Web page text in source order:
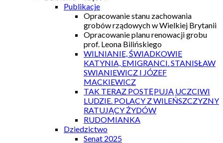
Publikacje
Opracowanie stanu zachowania
grobów rządowych w Wielkiej Brytanii
Opracowanie planu renowacji grobu
prof. Leona Bilińskiego
WILNIANIE, ŚWIADKOWIE
KATYNIA, EMIGRANCI. STANISŁAW
SWIANIEWICZ I JÓZEF
MACKIEWICZ
TAK TERAZ POSTĘPUJĄ UCZCIWI
LUDZIE. POLACY Z WILEŃSZCZYZNY
RATUJĄCY ŻYDÓW
RUDOMIANKA
Dziedzictwo
Senat 2025